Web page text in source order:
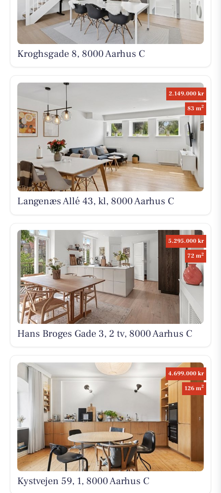
Kroghsgade 8, 8000 Aarhus C
2.149.000 kr
83 m2
Langenæs Allé 43, kl, 8000 Aarhus C
5.295.000 kr
72 m2
Hans Broges Gade 3, 2 tv, 8000 Aarhus C
4.699.000 kr
126 m2
Kystvejen 59, 1, 8000 Aarhus C